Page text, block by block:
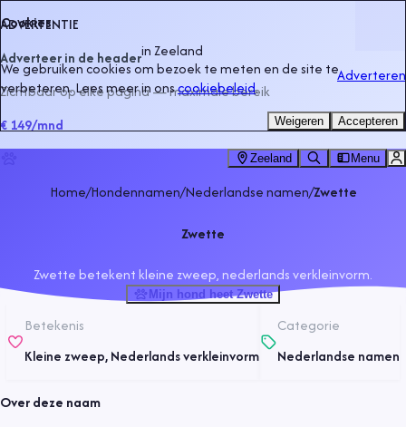
ADVERTENTIE
Adverteer in de headerinZeeland
Zichtbaar op elke pagina — maximale bereik
€ 149/mnd
Adverteren
Zeeland Menu
Home/Hondennamen/Nederlandse namen/Zwette
Zwette
Zwette betekent kleine zweep, nederlands verkleinvorm.
Mijn hond heet Zwette
Betekenis
Kleine zweep, Nederlands verkleinvorm
Categorie
Nederlandse namen
Over deze naam
Cookies
We gebruiken cookies om bezoek te meten en de site te
verbeteren. Lees meer in onscookiebeleid.
Weigeren Accepteren